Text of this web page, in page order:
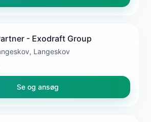
- Exodraft Group
Langeskov
Se og ansøg